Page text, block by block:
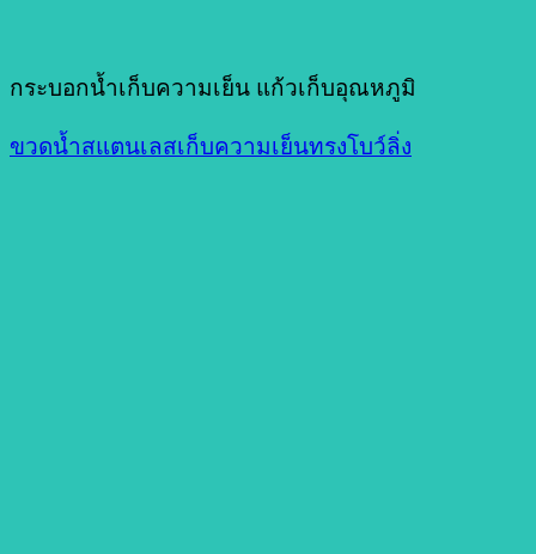
กระบอกน้ำเก็บความเย็น แก้วเก็บอุณหภูมิ
ขวดน้ำสแตนเลสเก็บความเย็นทรงโบว์ลิ่ง